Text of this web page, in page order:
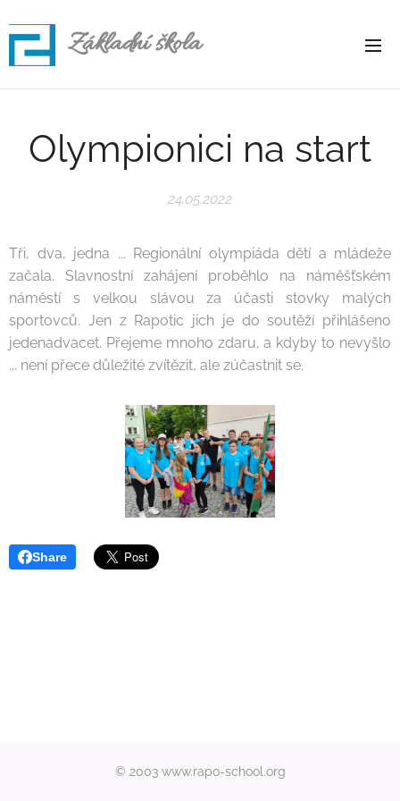
Základní škola
Olympionici na start
24.05.2022
Tři, dva, jedna ... Regionální olympiáda dětí a mládeže
začala. Slavnostní zahájení proběhlo na náměšťském
náměstí s velkou slávou za účasti stovky malých
sportovců. Jen z Rapotic jich je do soutěží přihlášeno
jedenadvacet. Přejeme mnoho zdaru, a kdyby to nevyšlo
... není přece důležité zvítězit, ale zúčastnit se.
Share
© 2003 www.rapo-school.org